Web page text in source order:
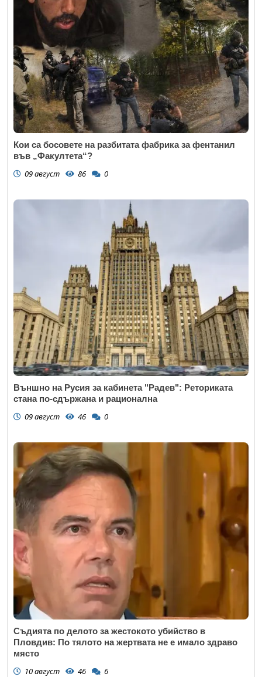
Кои са босовете на разбитата фабрика за фентанил
във „Факултета“?
09 август 86 0
Външно на Русия за кабинета "Радев": Реториката
стана по-сдържана и рационална
09 август 46 0
Съдията по делото за жестокото убийство в
Пловдив: По тялото на жертвата не е имало здраво
място
10 август 46 6